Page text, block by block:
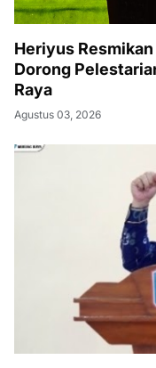
Heriyus
Dorong
Raya
Agustus 03, 2026